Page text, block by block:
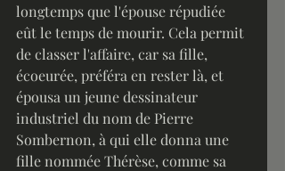
longtemps que l'épouse répudiée
eût le temps de mourir. Cela permit
de classer l'affaire, car sa fille,
écoeurée, préféra en rester là, et
épousa un jeune dessinateur
industriel du nom de Pierre
Sombernon, à qui elle donna une
fille nommée Thérèse, comme sa